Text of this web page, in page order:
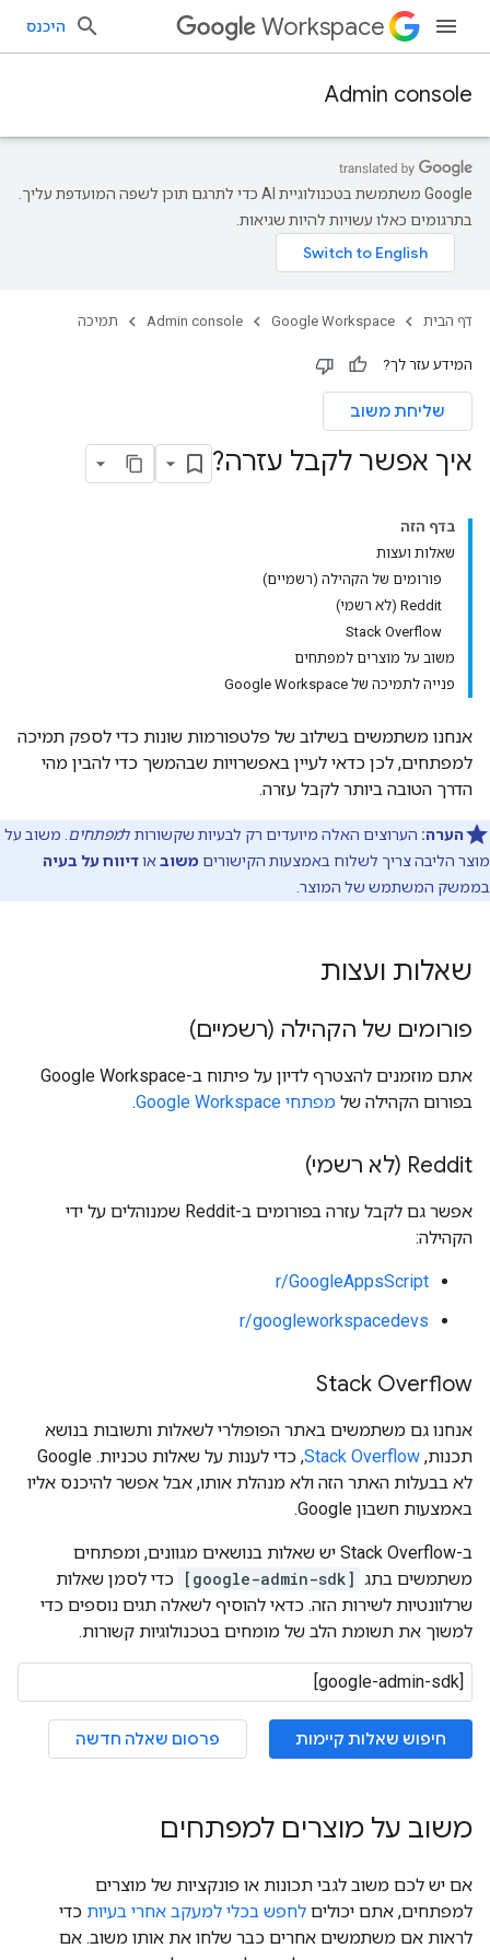
Workspace היכנס
Admin console
‫Google משתמשת בטכנולוגיית AI כדי לתרגם תוכן לשפה המועדפת עליך.
בתרגומים כאלו עשויות להיות שגיאות.
דף הבית Google Workspace
Admin console תמיכה
המידע עזר לך?
שליחת משוב
איך אפשר לקבל עזרה?
בדף הזה
שאלות ועצות
פורומים של הקהילה (רשמיים)
Reddit (לא רשמי)
Stack Overflow
משוב על מוצרים למפתחים
פנייה לתמיכה של Google Workspace
אנחנו משתמשים בשילוב של פלטפורמות שונות כדי לספק תמיכה
למפתחים, לכן כדאי לעיין באפשרויות שבהמשך כדי להבין מהי
הדרך הטובה ביותר לקבל עזרה.
הערה: הערוצים האלה מיועדים רק לבעיות שקשורות למפתחים . משוב על
מוצר הליבה צריך לשלוח באמצעות הקישורים משובאודיווח על בעיה
בממשק המשתמש של המוצר.
שאלות ועצות
פורומים של הקהילה (רשמיים)
אתם מוזמנים להצטרף לדיון על פיתוח ב-Google Workspace
בפורום הקהילה של מפתחי Google Workspace .
Reddit (לא רשמי)
אפשר גם לקבל עזרה בפורומים ב-Reddit שמנוהלים על ידי
הקהילה:
r/GoogleAppsScript
r/googleworkspacedevs
Stack Overflow
אנחנו גם משתמשים באתר הפופולרי לשאלות ותשובות בנושא
תכנות, Stack Overflow
, כדי לענות על שאלות טכניות. ‫Google
לא בבעלות האתר הזה ולא מנהלת אותו, אבל אפשר להיכנס אליו
באמצעות חשבון Google.
ב-Stack Overflow יש שאלות בנושאים מגוונים, ומפתחים
משתמשים בתג [google-admin-sdk] כדי לסמן שאלות
שרלוונטיות לשירות הזה. כדאי להוסיף לשאלה תגים נוספים כדי
למשוך את תשומת הלב של מומחים בטכנולוגיות קשורות.
חיפוש שאלות קיימות פרסום שאלה חדשה
משוב על מוצרים למפתחים
אם יש לכם משוב לגבי תכונות או פונקציות של מוצרים
למפתחים, אתם יכולים לחפש בכלי למעקב אחרי בעיות כדי
לראות אם משתמשים אחרים כבר שלחו את אותו משוב. אם